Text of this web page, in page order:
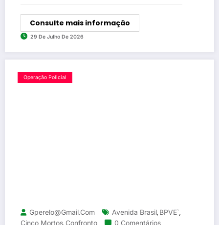
Consulte mais informação
29 De Julho De 2026
Operação Policial
Gperelo@gmail.com Avenida Brasil, BPVE`,
Cinco Mortos Confronto 0 Comentários